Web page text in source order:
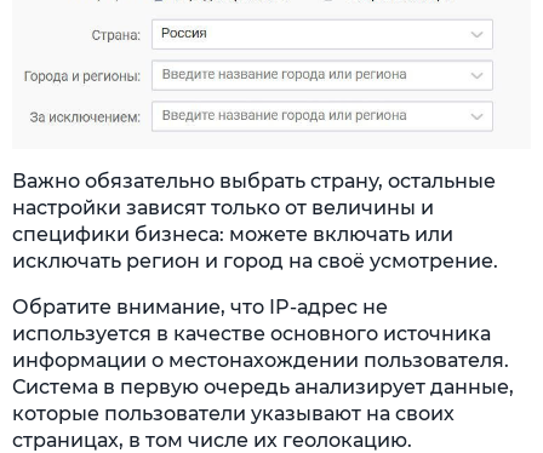
Важно обязательно выбрать страну, остальные
настройки зависят только от величины и
специфики бизнеса: можете включать или
исключать регион и город на своё усмотрение.
Обратите внимание, что IP-адрес не
используется в качестве основного источника
информации о местонахождении пользователя.
Система в первую очередь анализирует данные,
которые пользователи указывают на своих
страницах, в том числе их геолокацию.